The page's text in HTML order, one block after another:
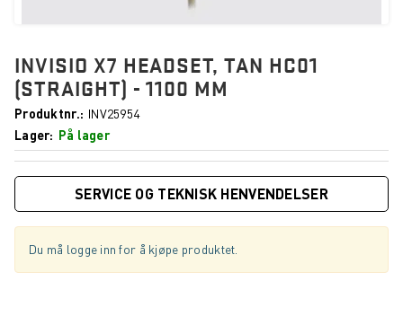
INVISIO X7 HEADSET, TAN HC01
(STRAIGHT) - 1100 MM
Produktnr.
INV25954
Lager
På lager
SERVICE OG TEKNISK HENVENDELSER
Du må logge inn for å kjøpe produktet.